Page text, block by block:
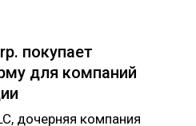
покупает
для компаний
дочерняя компания